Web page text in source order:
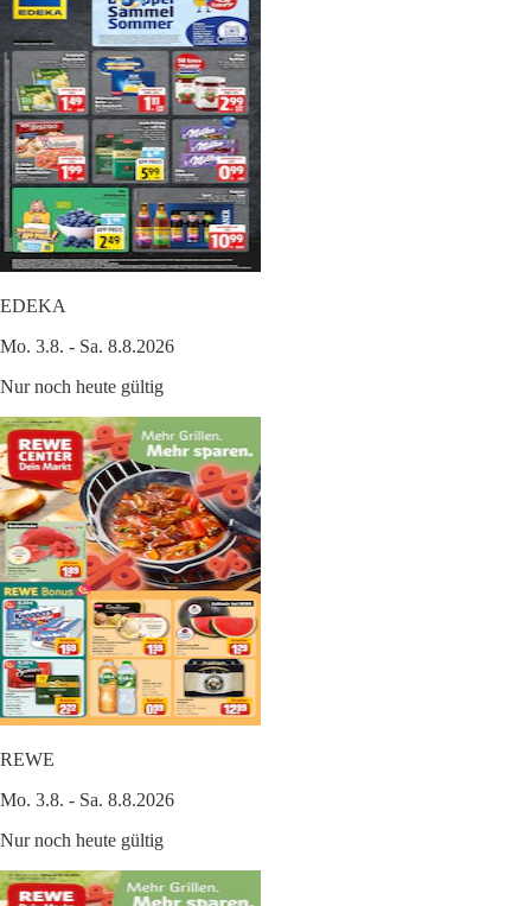
EDEKA
Mo. 3.8. - Sa. 8.8.2026
Nur noch heute gültig
REWE
Mo. 3.8. - Sa. 8.8.2026
Nur noch heute gültig